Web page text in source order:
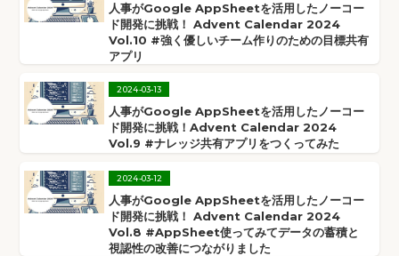
人事がGoogle AppSheetを活用したノーコー
ド開発に挑戦！ Advent Calendar 2024
Vol.10 #強く優しいチーム作りのための目標共有
アプリ
2024-03-13
人事がGoogle AppSheetを活用したノーコー
ド開発に挑戦！Advent Calendar 2024
Vol.9 #ナレッジ共有アプリをつくってみた
2024-03-12
人事がGoogle AppSheetを活用したノーコー
ド開発に挑戦！ Advent Calendar 2024
Vol.8 #AppSheet使ってみてデータの蓄積と
視認性の改善につながりました